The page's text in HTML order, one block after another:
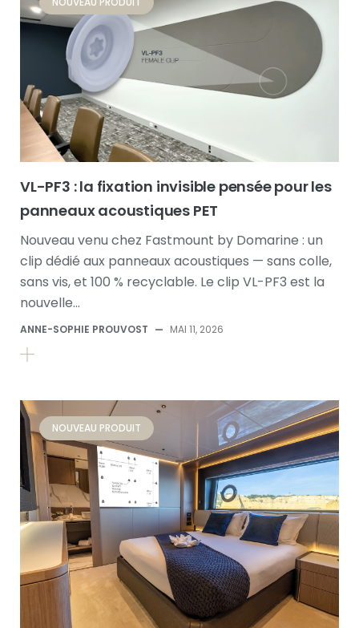
VL-PF3 : la fixation invisible pensée pour les
panneaux acoustiques PET
Nouveau venu chez Fastmount by Domarine : un
clip dédié aux panneaux acoustiques — sans colle,
sans vis, et 100 % recyclable. Le clip VL-PF3 est la
nouvelle…
ANNE-SOPHIE PROUVOST — MAI 11, 2026
NOUVEAU PRODUIT